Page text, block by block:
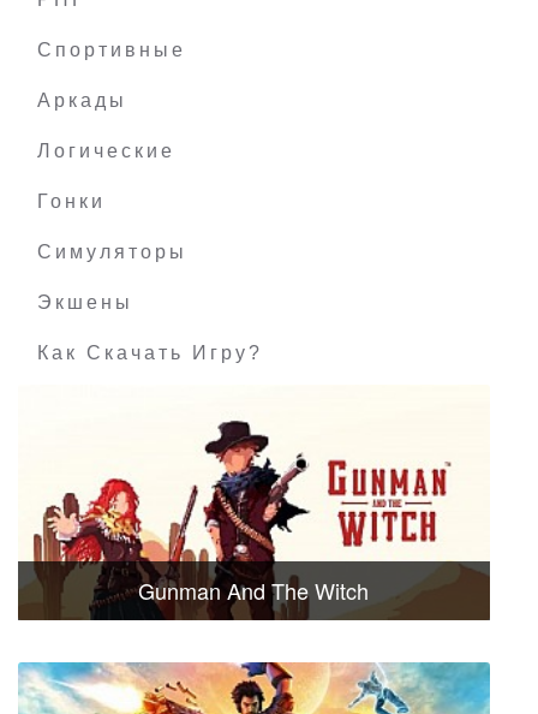
Спортивные
Аркады
Логические
Гонки
Симуляторы
Экшены
Как Скачать Игру?
Gunman And The Witch